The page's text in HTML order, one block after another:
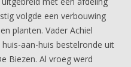
volgde een verbouwing
planten. Vader Achiel
aan-huis bestelronde uit
Biezen. Al vroeg werd